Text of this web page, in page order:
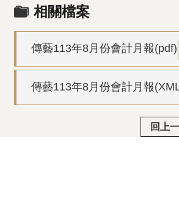
相關檔案
傳藝113年8月份會計月報(pdf)
傳藝113年8月份會計月報
回上